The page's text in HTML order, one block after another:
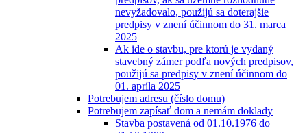
nevyžadovalo, použijú sa doterajšie
predpisy v znení účinnom do 31. marca
2025
Ak ide o stavbu, pre ktorú je vydaný
stavebný zámer podľa nových predpisov,
použijú sa predpisy v znení účinnom do
01. apríla 2025
Potrebujem adresu (číslo domu)
Potrebujem zapísať dom a nemám doklady
Stavba postavená od 01.10.1976 do